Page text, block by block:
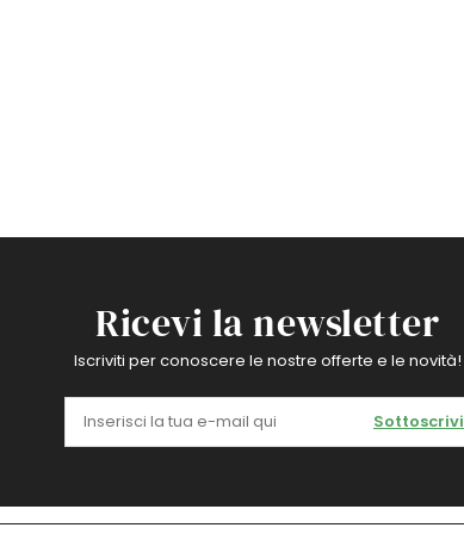
Ricevi la newsletter
Iscriviti per conoscere le nostre offerte e le novità!
Sottoscrivi